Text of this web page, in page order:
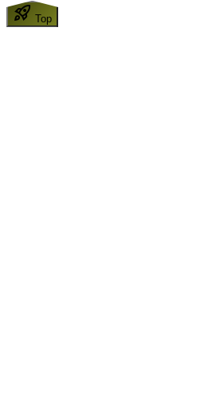
rocket_launch Top